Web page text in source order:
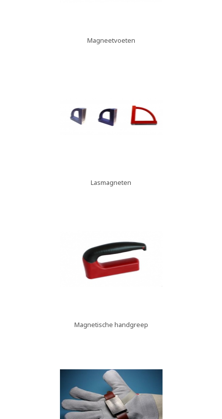
Magneetvoeten
Lasmagneten
Magnetische handgreep